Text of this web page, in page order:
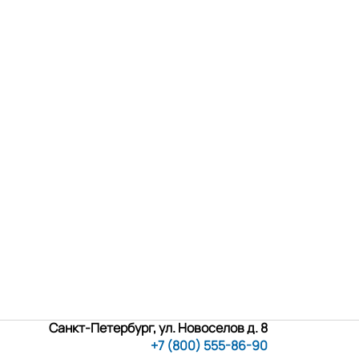
Санкт-Петербург, ул. Новоселов д. 8
+7 (800) 555-86-90